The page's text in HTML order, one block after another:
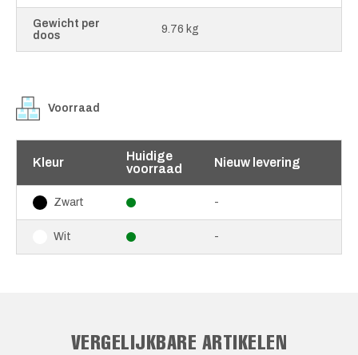
Gewicht per
doos
9.76 kg
Voorraad
Kleur
Huidige
voorraad
Nieuw levering
Zwart -
Wit -
VERGELIJKBARE ARTIKELEN